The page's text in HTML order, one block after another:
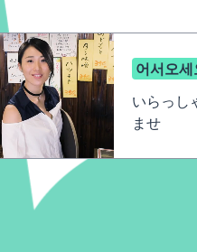
어서오세
いらっし
ませ